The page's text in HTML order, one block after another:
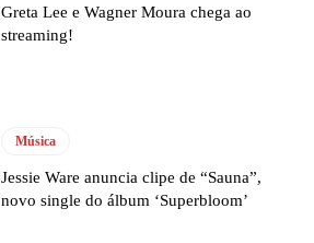
Greta Lee e Wagner Moura chega ao
streaming!
Música
Jessie Ware anuncia clipe de “Sauna”,
novo single do álbum ‘Superbloom’